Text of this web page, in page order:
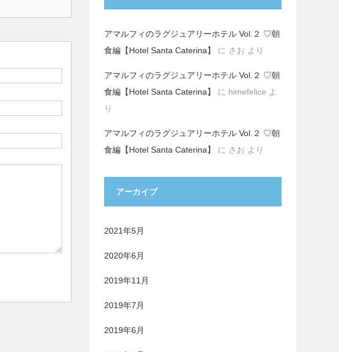
アマルフィのラグジュアリーホテル Vol.２ ♡朝
食編【Hotel Santa Caterina】
に さお より
アマルフィのラグジュアリーホテル Vol.２ ♡朝
食編【Hotel Santa Caterina】
に himefelice よ
り
アマルフィのラグジュアリーホテル Vol.２ ♡朝
食編【Hotel Santa Caterina】
に さお より
アーカイブ
2021年5月
2020年6月
2019年11月
2019年7月
2019年6月